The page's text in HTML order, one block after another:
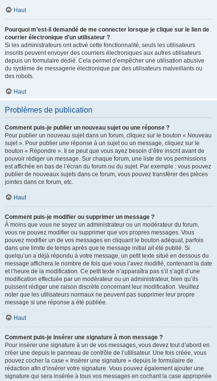
Haut
Pourquoi m’est-il demandé de me connecter lorsque je clique sur le lien de
courrier électronique d’un utilisateur ?
Si les administrateurs ont activé cette fonctionnalité, seuls les utilisateurs
inscrits peuvent envoyer des courriers électroniques aux autres utilisateurs
depuis un formulaire dédié. Cela permet d’empêcher une utilisation abusive
du système de messagerie électronique par des utilisateurs malveillants ou
des robots.
Haut
Problèmes de publication
Comment puis-je publier un nouveau sujet ou une réponse ?
Pour publier un nouveau sujet dans un forum, cliquez sur le bouton « Nouveau
sujet ». Pour publier une réponse à un sujet ou un message, cliquez sur le
bouton « Répondre ». Il se peut que vous ayez besoin d’être inscrit avant de
pouvoir rédiger un message. Sur chaque forum, une liste de vos permissions
est affichée en bas de l’écran du forum ou du sujet. Par exemple : vous pouvez
publier de nouveaux sujets dans ce forum, vous pouvez transférer des pièces
jointes dans ce forum, etc.
Haut
Comment puis-je modifier ou supprimer un message ?
À moins que vous ne soyez un administrateur ou un modérateur du forum,
vous ne pouvez modifier ou supprimer que vos propres messages. Vous
pouvez modifier un de vos messages en cliquant le bouton adéquat, parfois
dans une limite de temps après que le message initial ait été publié. Si
quelqu’un a déjà répondu à votre message, un petit texte situé en dessous du
message affichera le nombre de fois que vous l’avez modifié, contenant la date
et l’heure de la modification. Ce petit texte n’apparaîtra pas s’il s’agit d’une
modification effectuée par un modérateur ou un administrateur, bien qu’ils
puissent rédiger une raison discrète concernant leur modification. Veuillez
noter que les utilisateurs normaux ne peuvent pas supprimer leur propre
message si une réponse a été publiée.
Haut
Comment puis-je insérer une signature à mon message ?
Pour insérer une signature à un de vos messages, vous devez tout d’abord en
créer une depuis le panneau de contrôle de l’utilisateur. Une fois créée, vous
pouvez cocher la case « Insérer une signature » depuis le formulaire de
rédaction afin d’insérer votre signature. Vous pouvez également ajouter une
signature qui sera insérée à tous vos messages en cochant la case appropriée